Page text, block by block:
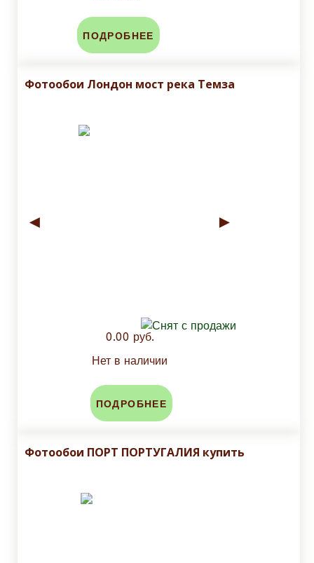
ПОДРОБНЕЕ
Фотообои Лондон мост река Темза
◄ ►
0.00 руб.
Нет в наличии
ПОДРОБНЕЕ
Фотообои ПОРТ ПОРТУГАЛИЯ купить